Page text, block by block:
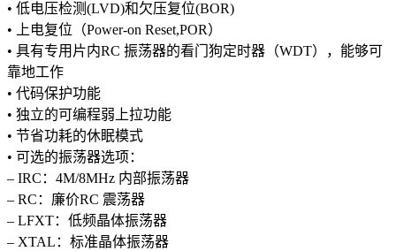
• 低电压检测(LVD)和欠压复位(BOR)
• 上电复位（Power-on Reset,POR）
• 具有专用片内RC 振荡器的看门狗定时器（WDT），能够可
靠地工作
• 代码保护功能
• 独立的可编程弱上拉功能
• 节省功耗的休眠模式
• 可选的振荡器选项：
– IRC：4M/8MHz 内部振荡器
– RC：廉价RC 震荡器
– LFXT：低频晶体振荡器
– XTAL：标准晶体振荡器